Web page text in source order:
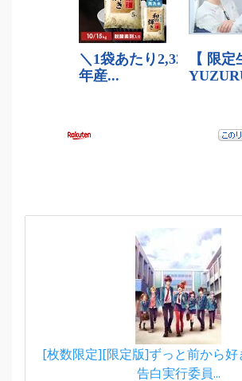
[枚数限定][限定版]ずっと前から好
告白実行委員...